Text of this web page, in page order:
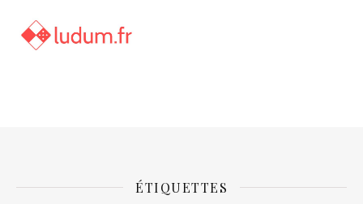
ÉTIQUETTES